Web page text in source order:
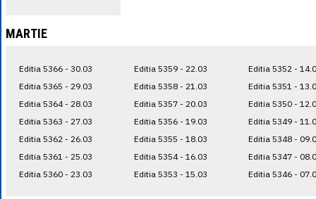
MARTIE
Editia 5366 - 30.03
Editia 5365 - 29.03
Editia 5364 - 28.03
Editia 5363 - 27.03
Editia 5362 - 26.03
Editia 5361 - 25.03
Editia 5360 - 23.03
Editia 5359 - 22.03
Editia 5358 - 21.03
Editia 5357 - 20.03
Editia 5356 - 19.03
Editia 5355 - 18.03
Editia 5354 - 16.03
Editia 5353 - 15.03
Editia 5352 -
Editia 5351 -
Editia 5350 -
Editia 5349 -
Editia 5348 -
Editia 5347 -
Editia 5346 -